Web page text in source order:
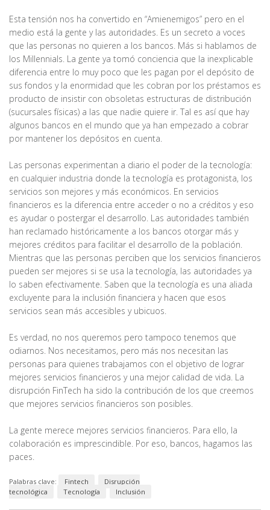
Esta tensión nos ha convertido en “Amienemigos” pero en el
medio está la gente y las autoridades. Es un secreto a voces
que las personas no quieren a los bancos. Más si hablamos de
los Millennials. La gente ya tomó conciencia que la inexplicable
diferencia entre lo muy poco que les pagan por el depósito de
sus fondos y la enormidad que les cobran por los préstamos es
producto de insistir con obsoletas estructuras de distribución
(sucursales físicas) a las que nadie quiere ir. Tal es así que hay
algunos bancos en el mundo que ya han empezado a cobrar
por mantener los depósitos en cuenta.
Las personas experimentan a diario el poder de la tecnología:
en cualquier industria donde la tecnología es protagonista, los
servicios son mejores y más económicos. En servicios
financieros es la diferencia entre acceder o no a créditos y eso
es ayudar o postergar el desarrollo. Las autoridades también
han reclamado históricamente a los bancos otorgar más y
mejores créditos para facilitar el desarrollo de la población.
Mientras que las personas perciben que los servicios financieros
pueden ser mejores si se usa la tecnología, las autoridades ya
lo saben efectivamente. Saben que la tecnología es una aliada
excluyente para la inclusión financiera y hacen que esos
servicios sean más accesibles y ubicuos.
Es verdad, no nos queremos pero tampoco tenemos que
odiarnos. Nos necesitamos, pero más nos necesitan las
personas para quienes trabajamos con el objetivo de lograr
mejores servicios financieros y una mejor calidad de vida. La
disrupción FinTech ha sido la contribución de los que creemos
que mejores servicios financieros son posibles.
La gente merece mejores servicios financieros. Para ello, la
colaboración es imprescindible. Por eso, bancos, hagamos las
paces.
Palabras clave: Fintech
Disrupción
tecnológica
Tecnología Inclusión